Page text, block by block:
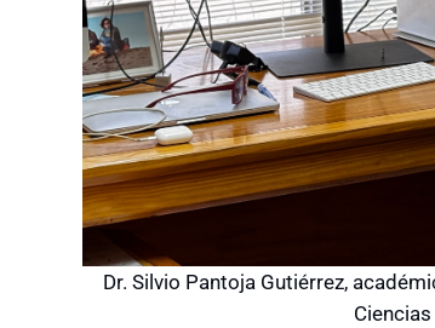
Dr. Silvio Pantoja Gutiérrez,